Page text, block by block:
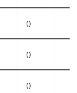
()
()
()